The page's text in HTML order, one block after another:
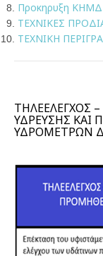
Προκηρυξη
ΤΕΧΝΙΚΕΣ
ΤΕΧΝΙΚΗ
ΤΗΛΕΕΛΕΓΧΟΣ
ΥΔΡΕΥΣΗΣ ΚΑΙ
ΥΔΡΟΜΕΤΡΩΝ